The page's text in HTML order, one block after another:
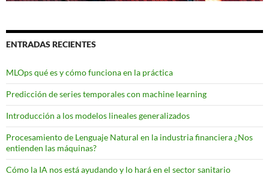
ENTRADAS RECIENTES
MLOps qué es y cómo funciona en la práctica
Predicción de series temporales con machine learning
Introducción a los modelos lineales generalizados
Procesamiento de Lenguaje Natural en la industria financiera ¿Nos
entienden las máquinas?
Cómo la IA nos está ayudando y lo hará en el sector sanitario